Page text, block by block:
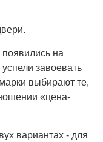
на
завоевать
выбирают те,
«цена-
вариантах - для